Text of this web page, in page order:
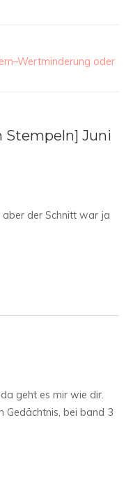
oder
Stempeln] Juni
aber der Schnitt war ja
geht es mir wie dir.
Gedächtnis, bei band 3